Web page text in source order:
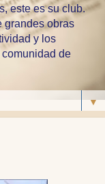
este es su club.
grandes obras
y los
de
▼